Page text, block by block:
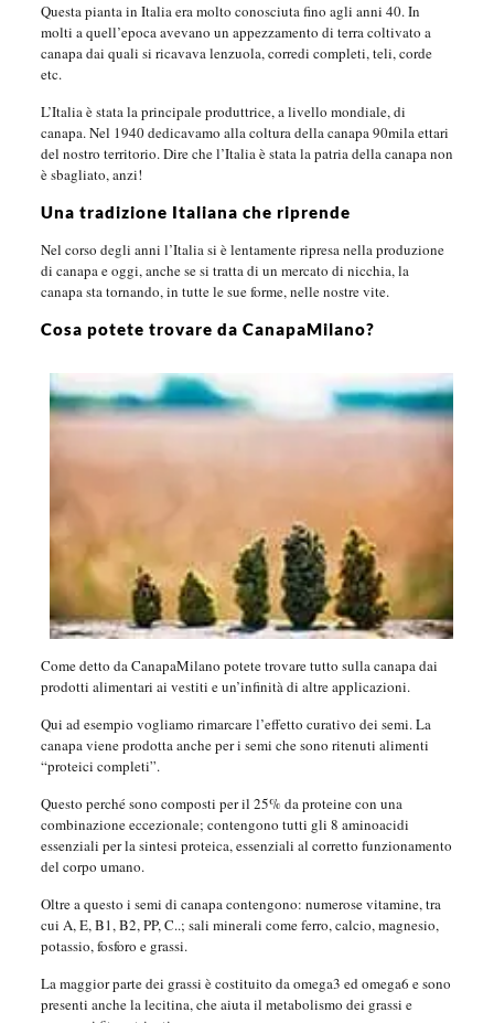
Questa pianta in Italia era molto conosciuta fino agli anni 40. In
molti a quell’epoca avevano un appezzamento di terra coltivato a
canapa dai quali si ricavava lenzuola, corredi completi, teli, corde
etc.
L’Italia è stata la principale produttrice, a livello mondiale, di
canapa. Nel 1940 dedicavamo alla coltura della canapa 90mila ettari
del nostro territorio. Dire che l’Italia è stata la patria della canapa non
è sbagliato, anzi!
Una tradizione Italiana che riprende
Nel corso degli anni l’Italia si è lentamente ripresa nella produzione
di canapa e oggi, anche se si tratta di un mercato di nicchia, la
canapa sta tornando, in tutte le sue forme, nelle nostre vite.
Cosa potete trovare da CanapaMilano?
Come detto da CanapaMilano potete trovare tutto sulla canapa dai
prodotti alimentari ai vestiti e un’infinità di altre applicazioni.
Qui ad esempio vogliamo rimarcare l’effetto curativo dei semi. La
canapa viene prodotta anche per i semi che sono ritenuti alimenti
“proteici completi”.
Questo perché sono composti per il 25% da proteine con una
combinazione eccezionale; contengono tutti gli 8 aminoacidi
essenziali per la sintesi proteica, essenziali al corretto funzionamento
del corpo umano.
Oltre a questo i semi di canapa contengono: numerose vitamine, tra
cui A, E, B1, B2, PP, C..; sali minerali come ferro, calcio, magnesio,
potassio, fosforo e grassi.
La maggior parte dei grassi è costituito da omega3 ed omega6 e sono
presenti anche la lecitina, che aiuta il metabolismo dei grassi e